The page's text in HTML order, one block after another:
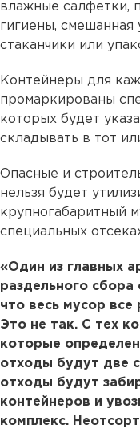
влажные салфетки,
гигиены, смешанная
стаканчики или
Контейнеры для
промаркированы
которых будет
складывать в тот
Опасные и
нельзя будет
крупногабаритный
специальных
«Один из главных
раздельного
что весь мусор
Это не так. С тех
которые
отходы будут две
отходы будут
контейнеров и
комплекс.